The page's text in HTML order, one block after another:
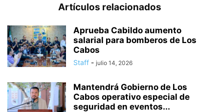
Artículos relacionados
Aprueba Cabildo aumento
salarial para bomberos de Los
Cabos
Staff - julio 14, 2026
Mantendrá Gobierno de Los
Cabos operativo especial de
seguridad en eventos...